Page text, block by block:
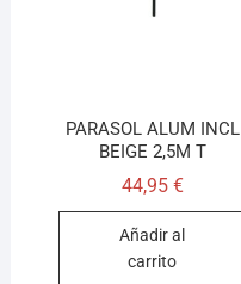
PARASOL ALUM INCL
BEIGE 2,5M T
44,95 €
Añadir al
carrito